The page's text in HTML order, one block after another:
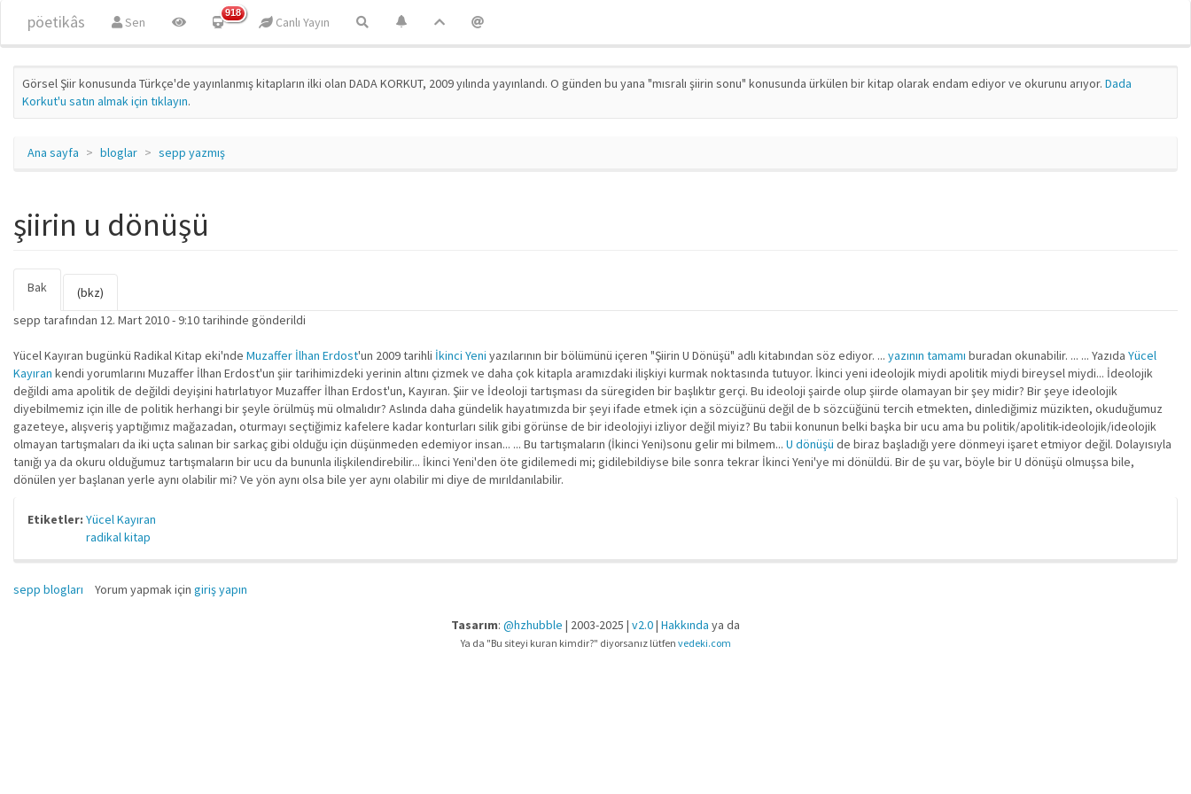
pöetikâs Sen
918
Canlı Yayın
Görsel Şiir konusunda Türkçe'de yayınlanmış kitapların ilki olan DADA KORKUT, 2009 yılında yayınlandı. O günden bu yana "mısralı şiirin sonu" konusunda ürkülen bir kitap olarak endam ediyor ve okurunu arıyor. Dada
Korkut'u satın almak için tıklayın.
Ana sayfa bloglar sepp yazmış
şiirin u dönüşü
Birincil sekmeler
Bak
sekme)
(bkz)
sepp tarafından 12. Mart 2010 - 9:10 tarihinde gönderildi
Yücel Kayıran bugünkü Radikal Kitap eki'nde Muzaffer İlhan Erdost'un 2009 tarihli İkinci Yeni yazılarının bir bölümünü içeren "Şiirin U Dönüşü" adlı kitabından söz ediyor. ... yazının tamamı buradan okunabilir. ... ... Yazıda Yücel
Kayıran kendi yorumlarını Muzaffer İlhan Erdost'un şiir tarihimizdeki yerinin altını çizmek ve daha çok kitapla aramızdaki ilişkiyi kurmak noktasında tutuyor. İkinci yeni ideolojik miydi apolitik miydi bireysel miydi... İdeolojik
değildi ama apolitik de değildi deyişini hatırlatıyor Muzaffer İlhan Erdost'un, Kayıran. Şiir ve İdeoloji tartışması da süregiden bir başlıktır gerçi. Bu ideoloji şairde olup şiirde olamayan bir şey midir? Bir şeye ideolojik
diyebilmemiz için ille de politik herhangi bir şeyle örülmüş mü olmalıdır? Aslında daha gündelik hayatımızda bir şeyi ifade etmek için a sözcüğünü değil de b sözcüğünü tercih etmekten, dinlediğimiz müzikten, okuduğumuz
gazeteye, alışveriş yaptığımız mağazadan, oturmayı seçtiğimiz kafelere kadar konturları silik gibi görünse de bir ideolojiyi izliyor değil miyiz? Bu tabii konunun belki başka bir ucu ama bu politik/apolitik-ideolojik/ideolojik
olmayan tartışmaları da iki uçta salınan bir sarkaç gibi olduğu için düşünmeden edemiyor insan... ... Bu tartışmaların (İkinci Yeni)sonu gelir mi bilmem... U dönüşü de biraz başladığı yere dönmeyi işaret etmiyor değil. Dolayısıyla
tanığı ya da okuru olduğumuz tartışmaların bir ucu da bununla ilişkilendirebilir... İkinci Yeni'den öte gidilemedi mi; gidilebildiyse bile sonra tekrar İkinci Yeni'ye mi dönüldü. Bir de şu var, böyle bir U dönüşü olmuşsa bile,
dönülen yer başlanan yerle aynı olabilir mi? Ve yön aynı olsa bile yer aynı olabilir mi diye de mırıldanılabilir.
Etiketler: Yücel Kayıran
radikal kitap
sepp blogları Yorum yapmak için giriş yapın
Tasarım: @hzhubble | 2003-2025 | v2.0| Hakkında ya da
Ya da "Bu siteyi kuran kimdir?" diyorsanız lütfen vedeki.com